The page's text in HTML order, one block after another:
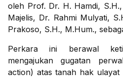
oleh Prof. Dr. H. Hamdi,
Majelis, Dr. Rahmi Mulyati,
Prakoso, S.H., M.Hum.,
Perkara ini berawal
mengajukan gugatan
action) atas tanah hak